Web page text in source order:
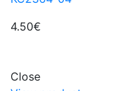
4.50€
Close